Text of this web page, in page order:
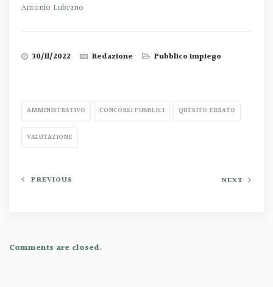
Antonio Lubrano
30/11/2022 Redazione Pubblico impiego
AMMINISTRATIVO CONCORSI PUBBLICI QUESITO ERRATO
VALUTAZIONE
PREVIOUS NEXT
Comments are closed.